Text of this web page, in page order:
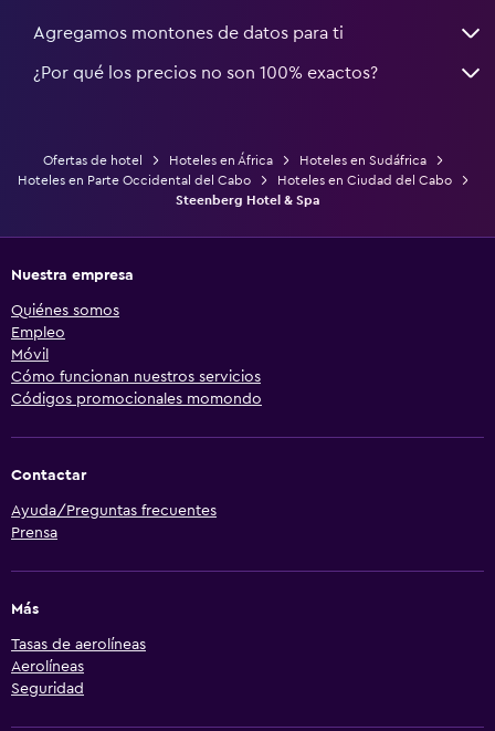
Agregamos montones de datos para ti
¿Por qué los precios no son 100% exactos?
Ofertas de hotel Hoteles en África
Hoteles en Sudáfrica
Hoteles en Parte Occidental del Cabo
Hoteles en Ciudad del Cabo
Steenberg Hotel & Spa
Nuestra empresa
Quiénes somos
Empleo
Móvil
Cómo funcionan nuestros servicios
Códigos promocionales momondo
Contactar
Ayuda/Preguntas frecuentes
Prensa
Más
Tasas de aerolíneas
Aerolíneas
Seguridad